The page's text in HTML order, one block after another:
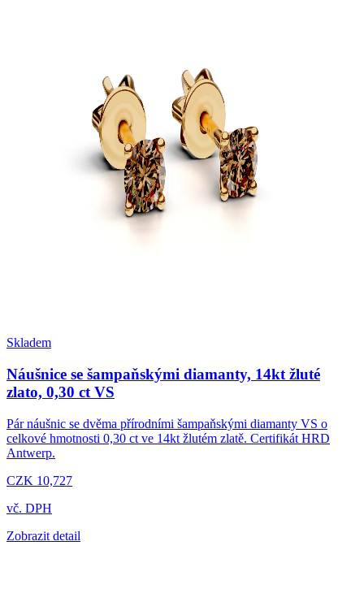
Skladem
Náušnice se šampaňskými diamanty, 14kt žluté
zlato, 0,30 ct VS
Pár náušnic se dvěma přírodními šampaňskými diamanty VS o
celkové hmotnosti 0,30 ct ve 14kt žlutém zlatě. Certifikát HRD
Antwerp.
CZK 10,727
vč. DPH
Zobrazit detail